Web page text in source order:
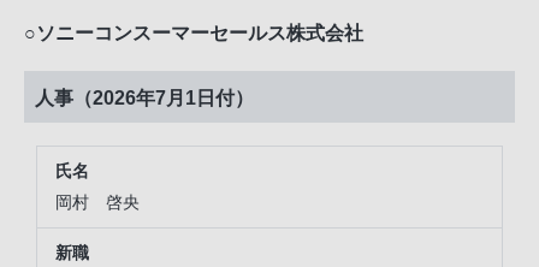
○ソニーコンスーマーセールス株式会社
人事（2026年7月1日付）
岡村 啓央